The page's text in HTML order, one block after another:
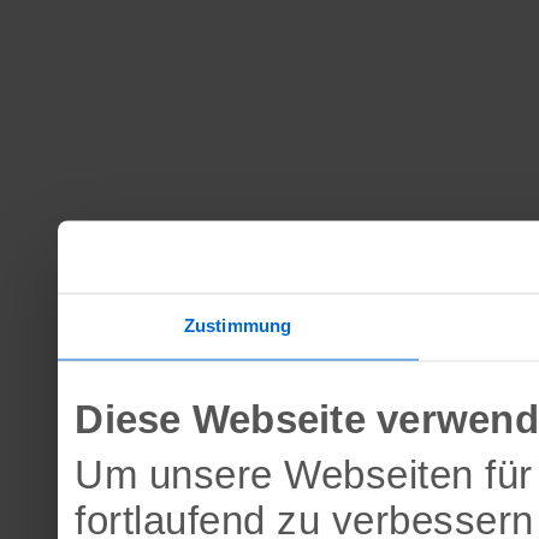
Zustimmung
Diese Webseite
Um unsere Webseiten
fortlaufend zu